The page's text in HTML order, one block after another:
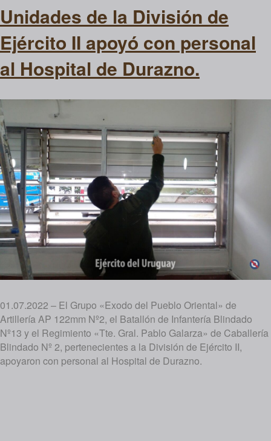
Unidades de la División de
Ejército II apoyó con personal
al Hospital de Durazno.
01.07.2022 – El Grupo «Exodo del Pueblo Oriental» de
Artillería AP 122mm Nº2, el Batallón de Infantería Blindado
Nº13 y el Regimiento «Tte. Gral. Pablo Galarza» de Caballería
Blindado Nº 2, pertenecientes a la División de Ejército II,
apoyaron con personal al Hospital de Durazno.